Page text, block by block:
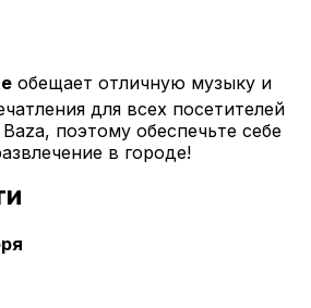
обещает отличную музыку и
для всех посетителей
поэтому обеспечьте себе
в городе!